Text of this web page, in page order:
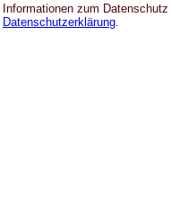
Informationen zum
Datenschutzerklärung